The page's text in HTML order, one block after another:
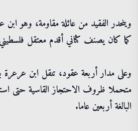
وينحدر الفقيد من عائلة مقاومة، وهو
كما كان يصنف كثاني أقدم معتقل
وعلى مدار أربعة عقود، تنقل ابن
متحملا ظروف الاحتجاز القاسية حتى
البالغة أربعين عاما.